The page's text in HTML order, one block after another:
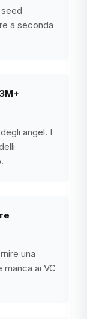
a seconda
angel. I
una
ai VC